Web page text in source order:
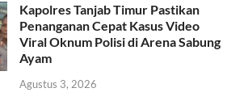
Kapolres Tanjab Timur Pastikan
Penanganan Cepat Kasus Video
Viral Oknum Polisi di Arena Sabung
Ayam
Agustus 3, 2026